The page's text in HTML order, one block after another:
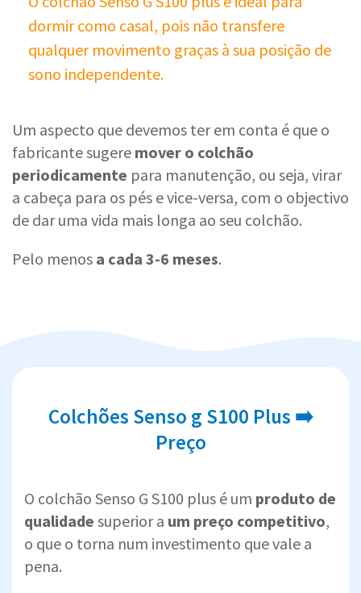
dormir como casal, pois não transfere
qualquer movimento graças à sua posição de
sono independente.
Um aspecto que devemos ter em conta é que o
fabricante sugere mover o colchão
periodicamente para manutenção, ou seja, virar
a cabeça para os pés e vice-versa, com o objectivo
de dar uma vida mais longa ao seu colchão.
Pelo menos a cada 3-6 meses.
Colchões Senso g S100 Plus ➡️
Preço
O colchão Senso G S100 plus é um produto de
qualidade superior a um preço competitivo,
o que o torna num investimento que vale a
pena.